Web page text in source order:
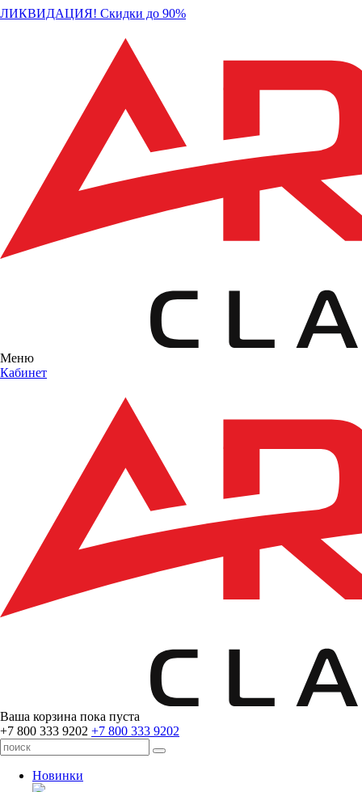
ЛИКВИДАЦИЯ! Скидки до 90%
Меню
Кабинет
Ваша корзина пока пуста
+7 800 333 9202 +7 800 333 9202
Новинки